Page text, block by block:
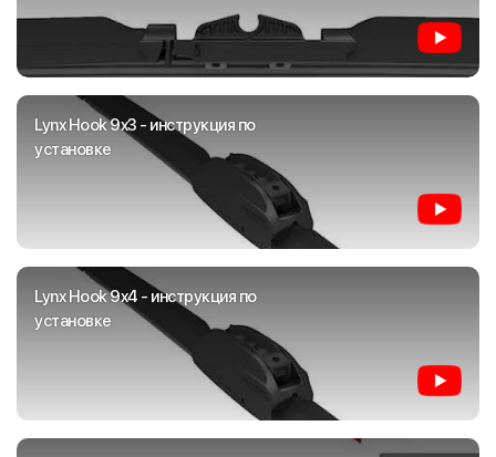
Lynx Hook 9x3 - инструкция по
установке
Lynx Hook 9x4 - инструкция по
установке